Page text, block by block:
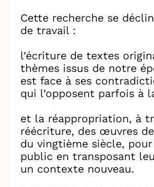
Cette recherche se
de travail :
l’écriture de textes
thèmes issus de notre
est face à ses
qui l’opposent parfois à
et la réappropriation, à
réécriture, des œuvres
du vingtième siècle,
public en transposant
un contexte nouveau.